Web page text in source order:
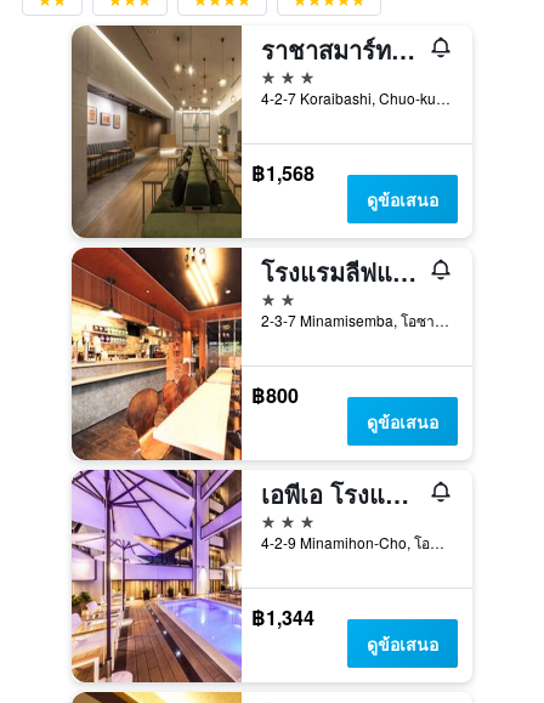
ราชาสมาร์ท อินน์ โอซาก้า โยโดยาบาชิ
3 ดาว
4-2-7 Koraibashi, Chuo-ku, โอซาก้า, ญี่ปุ่น
฿1,568
ดูข้อเสนอ
โรงแรมลีฟแม็กซ์ ชินไซบาชิ อีสต์
2 ดาว
2-3-7 Minamisemba, โอซาก้า, ญี่ปุ่น
฿800
ดูข้อเสนอ
เอพีเอ โรงแรมแอนด์รีสอร์ต มิโดซูจิ ฮอมมาจิ เอกิมาเอะ ทาวเวอร์
3 ดาว
4-2-9 Minamihon-Cho, โอซาก้า, ญี่ปุ่น
฿1,344
ดูข้อเสนอ